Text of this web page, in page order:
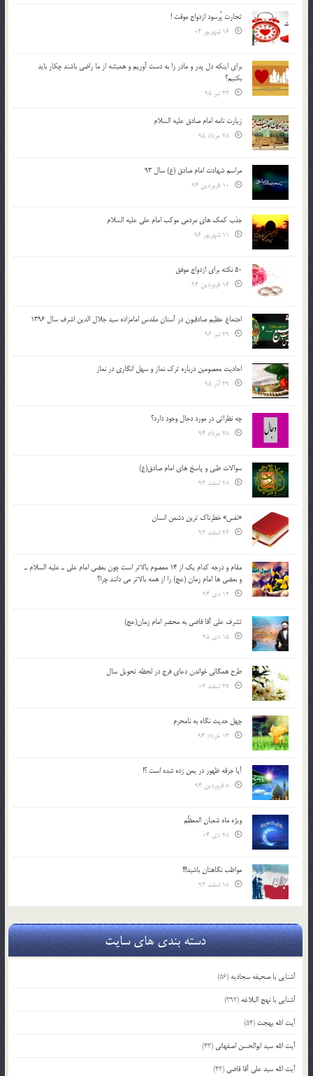
تجارت پُرسود ازدواج موقت !
براي اينكه دل پدر و مادر را به دست آوريم و هميشه از ما راضي باشند چكار بايد
بكنيم؟
زیارت نامه امام صادق علیه السلام
مراسم شهادت امام صادق (ع) سال 93
جذب کمک های مردمی موکب امام علی علیه السلام
50 نکته برای ازدواج موفق
اجتماع عظیم صادقیون در آستان مقدس امامزاده سید جلال الدین اشرف سال 1396
احادیث معصومین درباره ترک نماز و سهل انگاری در نماز
چه نظراتی در مورد دجال وجود دارد؟
سوالات طبی و پاسخ های امام صادق(ع)
«نفس» خطرناک ترین دشمن انسان
مقام و درجه كدام يك از 14 معصوم بالاتر است چون بعضي امام علي ـ عليه السلام ـ
و بعضي ها امام زمان (عج) را از همه بالاتر مي دانند چرا؟
تشرف علي آقا قاضي به محضر امام زمان(عج)
طرح همگانی خواندن دعای فرج در لحظه تحویل سال
چهل حدیث نگاه به نامحرم
آیا جرقه ظهور در یمن زده شده است ؟!
ویژه ماه شعبان المعظّم
مواظب نگاهتان باشید!!!
دسته بندی های سایت
آشنایی با صحیفه سجادیه (56)
آشنایی با نهج البلاغه (392)
آیت الله بهجت (54)
آیت الله سید ابوالحسن اصفهانی (43)
آیت الله سید علی آقا قاضی (42)